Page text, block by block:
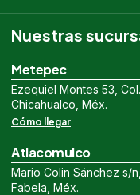
Nuestras
Metepec
Ezequiel Montes 53,
Chicahualco, Méx.
Cómo llegar
Atlacomulco
Mario Colin Sánchez s/
Fabela, Méx.